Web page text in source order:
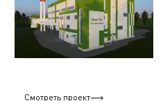
Смотреть проект